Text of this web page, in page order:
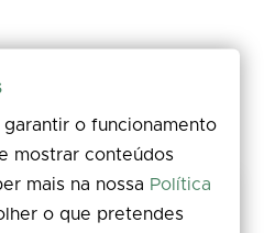
seguro
o funcionamento
mostrar conteúdos
mais na nossa Política
o que pretendes